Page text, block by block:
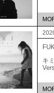
FUKI
キ